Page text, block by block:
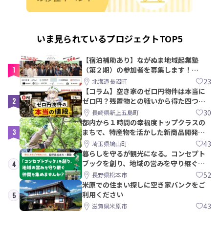
いま見られているプロジェクトTOP5
1
【宿泊補助あり】ながぬま地域起業塾
（第２期）の参加者を募集します！
【8/21〆】
北海道長沼町 23
2
【コラム】空き家のゼロ円物件は本当に
ゼロ円？残置物との戦いから得た四つの
教訓｜新上五島町
長崎県新上五島町 30
3
都内から１時間の幸福度トップクラスの
まちで、特産物を活かした新商品開発＆
PRメンバー募集！
埼玉県鳩山町 43
4
暮らしを守るが観光になる。コンセプト
ブックを創り、地域の営みを守り継ぐ仲
間を集めませんか？
長野県松本市 52
5
米原での住まい探しに空き家バンクをご
利用ください
滋賀県米原市 43